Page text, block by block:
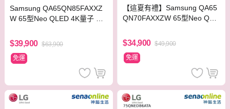
Samsung QA65QN85FAXXZ
W 65型Neo QLED 4K量子 Mi
$39,900 $63,900
免運
【這夏有禮】Samsung QA65
QN70FAXXZW 65型Neo QLE
器【贈神腦幣】
$34,900 $49,900
免運